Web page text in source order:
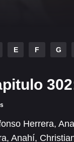
E F G
Herrera,
, Anahí,